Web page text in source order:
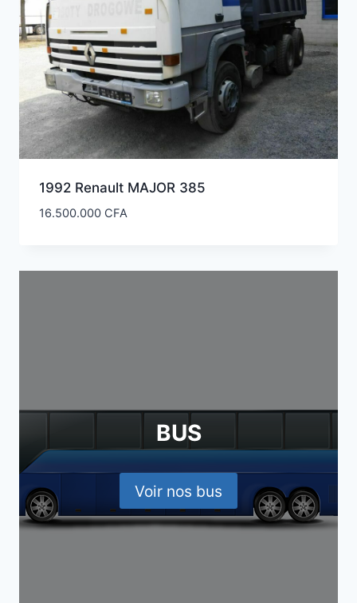
1992 Renault MAJOR 385
16.500.000 CFA
BUS
Voir nos bus